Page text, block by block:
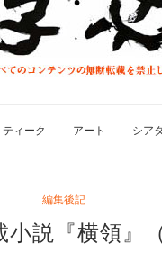
ティーク アート シア
編集後記
小説『横領』